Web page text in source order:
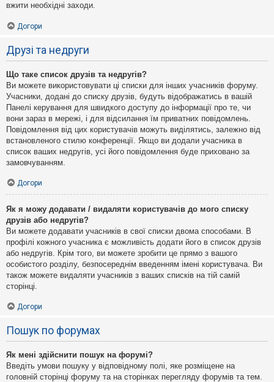
вжити необхідні заходи.
Догори
Друзі та недруги
Що таке список друзів та недругів?
Ви можете використовувати ці списки для інших учасників форуму.
Учасники, додані до списку друзів, будуть відображатись в вашій
Панелі керування для швидкого доступу до інформації про те, чи
вони зараз в мережі, і для відсилання їм приватних повідомлень.
Повідомлення від цих користувачів можуть виділятись, залежно від
встановленого стилю конференції. Якщо ви додали учасника в
список ваших недругів, усі його повідомлення буде приховано за
замовчуванням.
Догори
Як я можу додавати / видаляти користувачів до мого списку
друзів або недругів?
Ви можете додавати учасників в свої списки двома способами. В
профілі кожного учасника є можливість додати його в список друзів
або недругів. Крім того, ви можете зробити це прямо з вашого
особистого розділу, безпосереднім введенням імені користувача. Ви
також можете видаляти учасників з ваших списків на тій самій
сторінці.
Догори
Пошук по форумах
Як мені здійснити пошук на форумі?
Введіть умови пошуку у відповідному полі, яке розміщене на
головній сторінці форуму та на сторінках перегляду форумів та тем.